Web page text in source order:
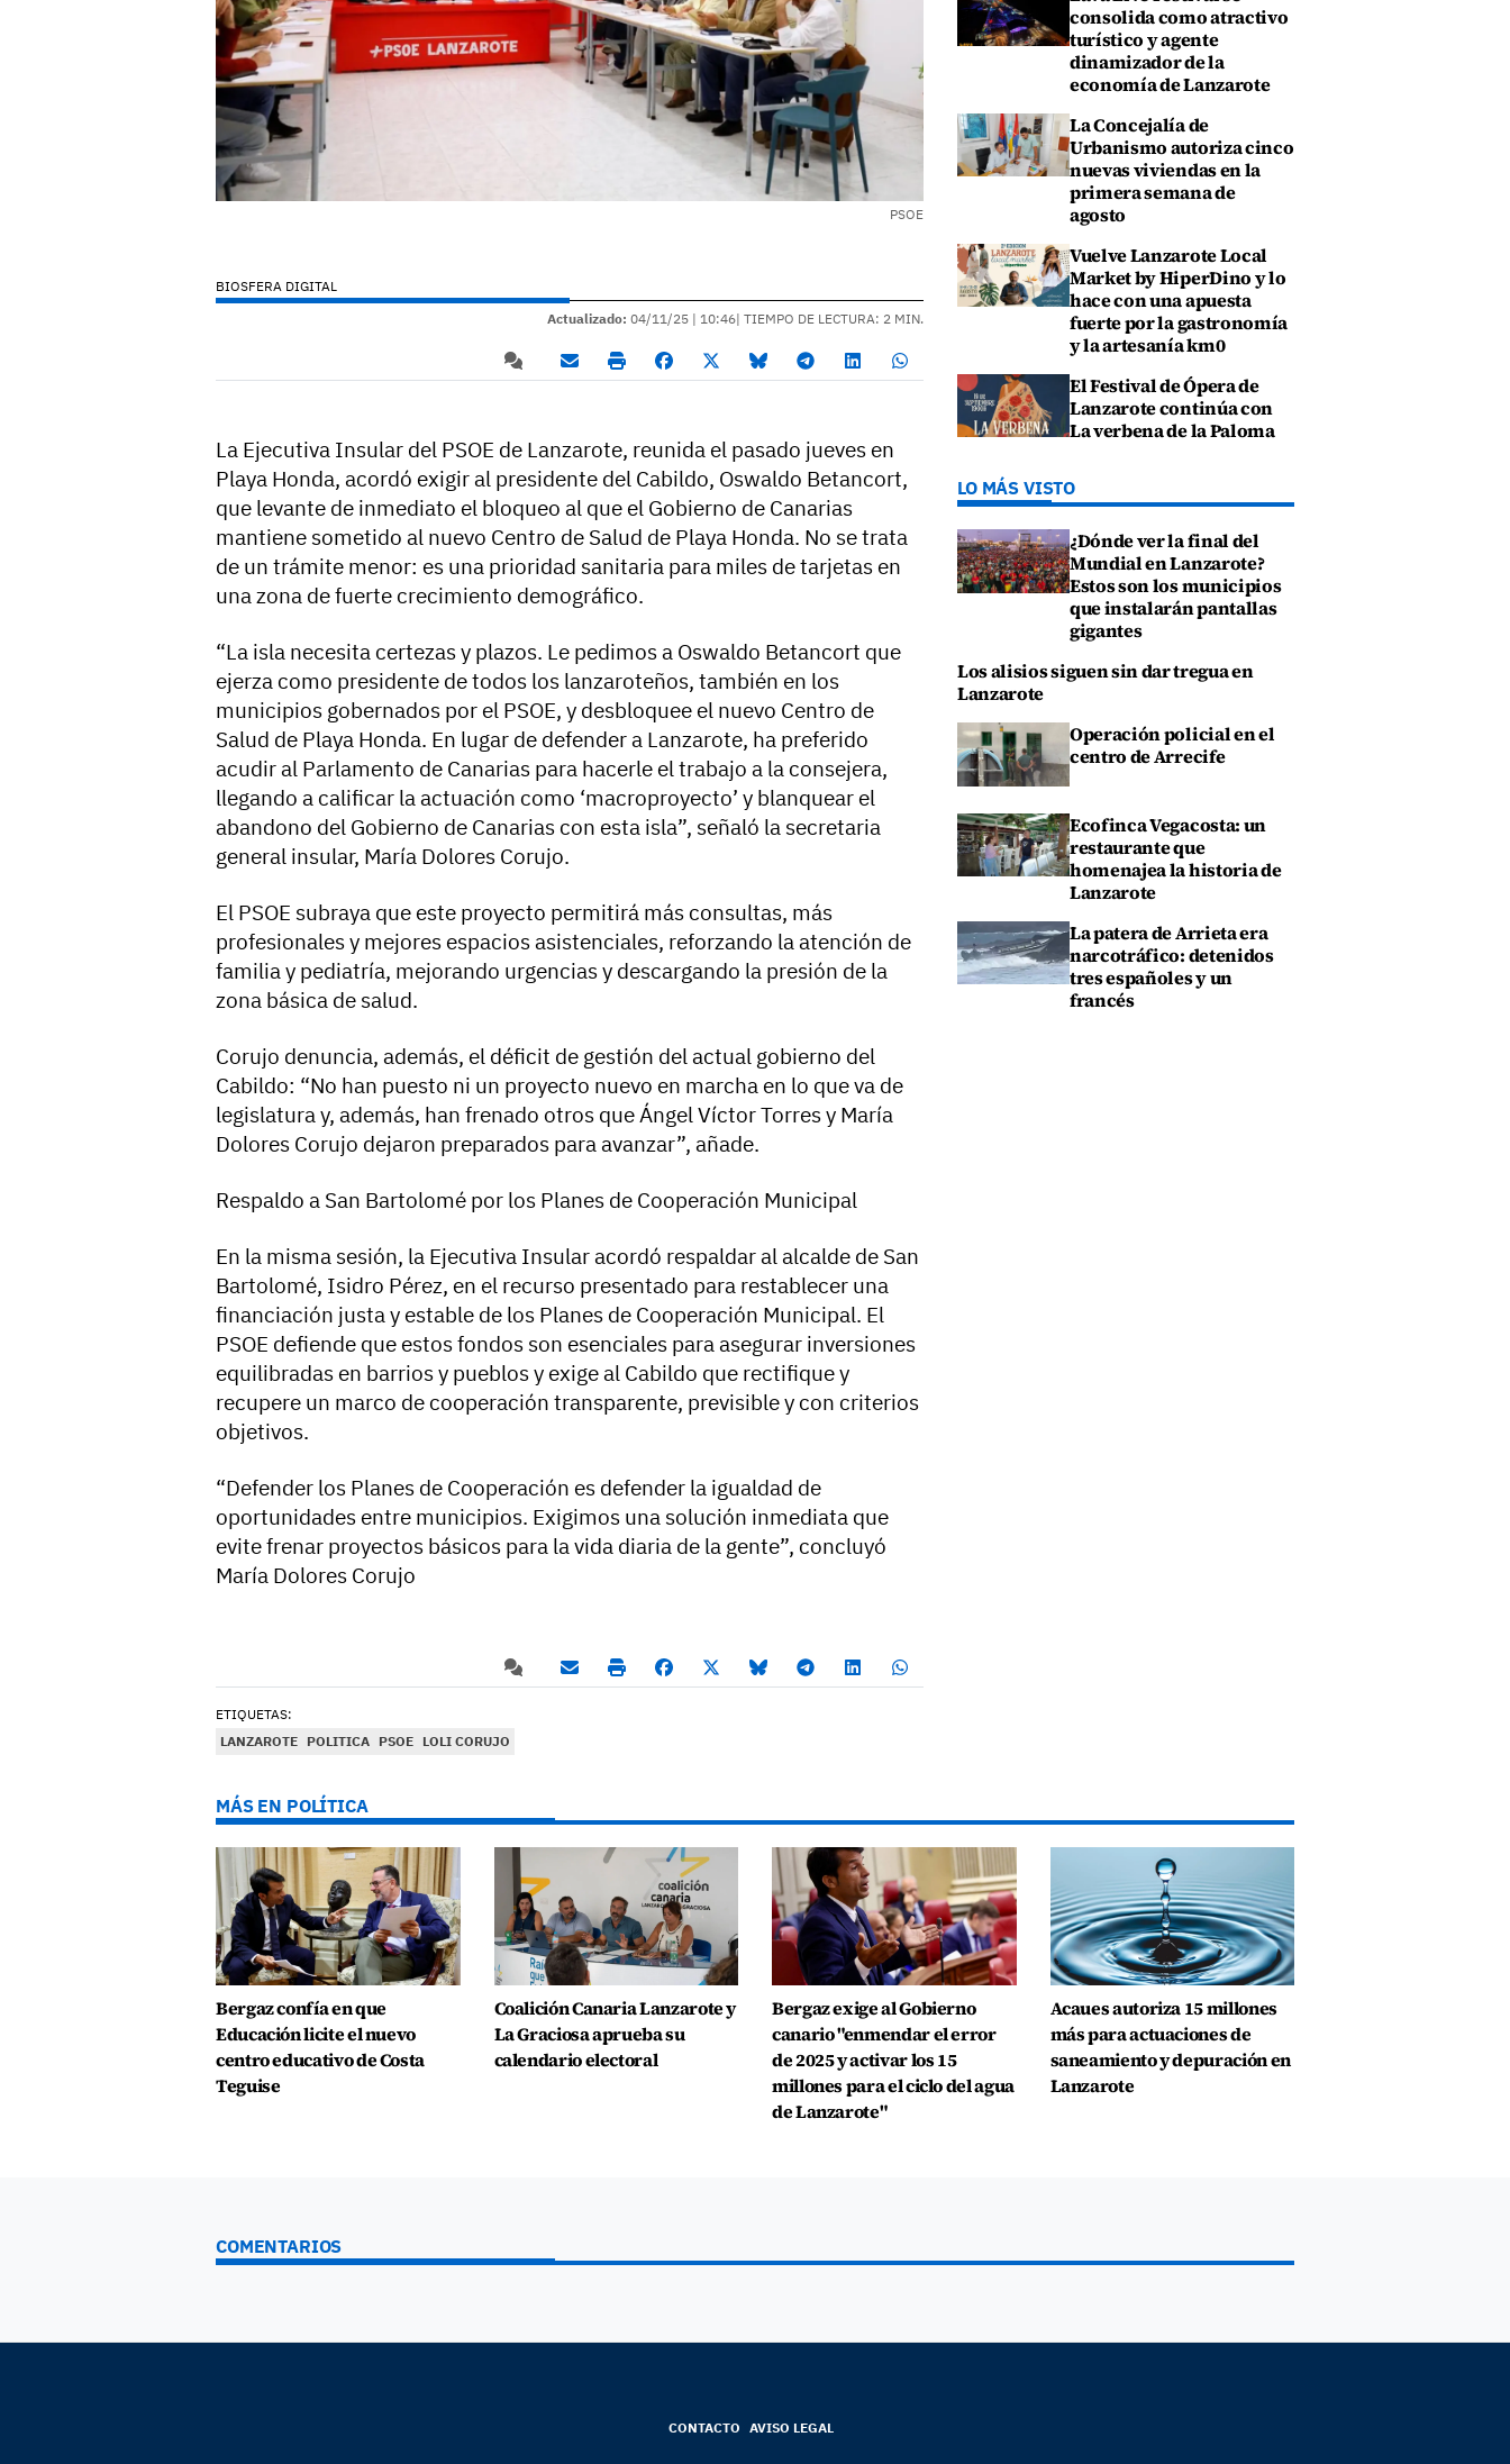
PSOE
BIOSFERA DIGITAL
Actualizado: 04/11/25 | 10:46| TIEMPO DE LECTURA: 2 MIN.
La Ejecutiva Insular del PSOE de Lanzarote, reunida el pasado jueves en
Playa Honda, acordó exigir al presidente del Cabildo, Oswaldo Betancort,
que levante de inmediato el bloqueo al que el Gobierno de Canarias
mantiene sometido al nuevo Centro de Salud de Playa Honda. No se trata
de un trámite menor: es una prioridad sanitaria para miles de tarjetas en
una zona de fuerte crecimiento demográfico.
“La isla necesita certezas y plazos. Le pedimos a Oswaldo Betancort que
ejerza como presidente de todos los lanzaroteños, también en los
municipios gobernados por el PSOE, y desbloquee el nuevo Centro de
Salud de Playa Honda. En lugar de defender a Lanzarote, ha preferido
acudir al Parlamento de Canarias para hacerle el trabajo a la consejera,
llegando a calificar la actuación como ‘macroproyecto’ y blanquear el
abandono del Gobierno de Canarias con esta isla”, señaló la secretaria
general insular, María Dolores Corujo.
El PSOE subraya que este proyecto permitirá más consultas, más
profesionales y mejores espacios asistenciales, reforzando la atención de
familia y pediatría, mejorando urgencias y descargando la presión de la
zona básica de salud.
Corujo denuncia, además, el déficit de gestión del actual gobierno del
Cabildo: “No han puesto ni un proyecto nuevo en marcha en lo que va de
legislatura y, además, han frenado otros que Ángel Víctor Torres y María
Dolores Corujo dejaron preparados para avanzar”, añade.
Respaldo a San Bartolomé por los Planes de Cooperación Municipal
En la misma sesión, la Ejecutiva Insular acordó respaldar al alcalde de San
Bartolomé, Isidro Pérez, en el recurso presentado para restablecer una
financiación justa y estable de los Planes de Cooperación Municipal. El
PSOE defiende que estos fondos son esenciales para asegurar inversiones
equilibradas en barrios y pueblos y exige al Cabildo que rectifique y
recupere un marco de cooperación transparente, previsible y con criterios
objetivos.
“Defender los Planes de Cooperación es defender la igualdad de
oportunidades entre municipios. Exigimos una solución inmediata que
evite frenar proyectos básicos para la vida diaria de la gente”, concluyó
María Dolores Corujo
ETIQUETAS:
LANZAROTE POLITICA PSOE LOLI CORUJO
consolida como atractivo
turístico y agente
dinamizador de la
economía de Lanzarote
La Concejalía de
Urbanismo autoriza cinco
nuevas viviendas en la
primera semana de
agosto
Vuelve Lanzarote Local
Market by HiperDino y lo
hace con una apuesta
fuerte por la gastronomía
y la artesanía km0
El Festival de Ópera de
Lanzarote continúa con
La verbena de la Paloma
LO MÁS VISTO
¿Dónde ver la final del
Mundial en Lanzarote?
Estos son los municipios
que instalarán pantallas
gigantes
Los alisios siguen sin dar tregua en
Lanzarote
Operación policial en el
centro de Arrecife
Ecofinca Vegacosta: un
restaurante que
homenajea la historia de
Lanzarote
La patera de Arrieta era
narcotráfico: detenidos
tres españoles y un
francés
MÁS EN POLÍTICA
Bergaz confía en que
Educación licite el nuevo
centro educativo de Costa
Teguise
Coalición Canaria Lanzarote y
La Graciosa aprueba su
calendario electoral
Bergaz exige al Gobierno
canario "enmendar el error
de 2025 y activar los 15
millones para el ciclo del agua
de Lanzarote"
Acaues autoriza 15 millones
más para actuaciones de
saneamiento y depuración en
Lanzarote
COMENTARIOS
CONTACTO AVISO LEGAL